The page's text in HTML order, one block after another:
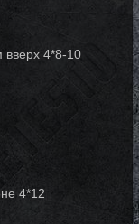
вверх 4*8-10
4*12